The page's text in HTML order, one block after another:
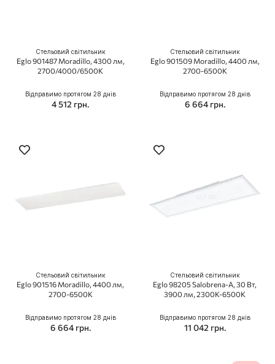
Стельовий світильник
Eglo 901487 Moradillo, 4300 лм,
2700/4000/6500K
Відправимо протягом 28 днів
4 512 грн.
Стельовий світильник
Eglo 901509 Moradillo, 4400 лм,
2700-6500K
Відправимо протягом 28 днів
6 664 грн.
Стельовий світильник
Eglo 901516 Moradillo, 4400 лм,
2700-6500K
Відправимо протягом 28 днів
6 664 грн.
Стельовий світильник
Eglo 98205 Salobrena-A, 30 Вт,
3900 лм, 2300K-6500K
Відправимо протягом 28 днів
11 042 грн.